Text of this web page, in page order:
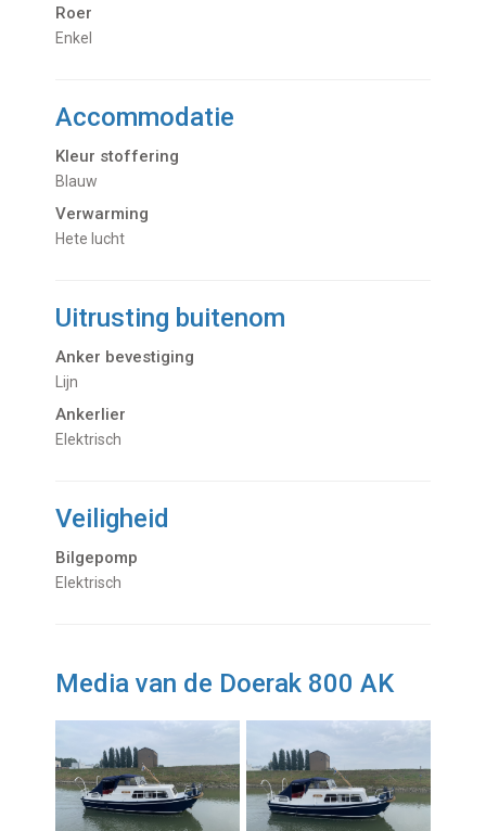
Roer
Enkel
Accommodatie
Kleur stoffering
Blauw
Verwarming
hete lucht
Uitrusting buitenom
Anker bevestiging
Lijn
Ankerlier
Elektrisch
Veiligheid
Bilgepomp
Elektrisch
Media van de Doerak 800 AK